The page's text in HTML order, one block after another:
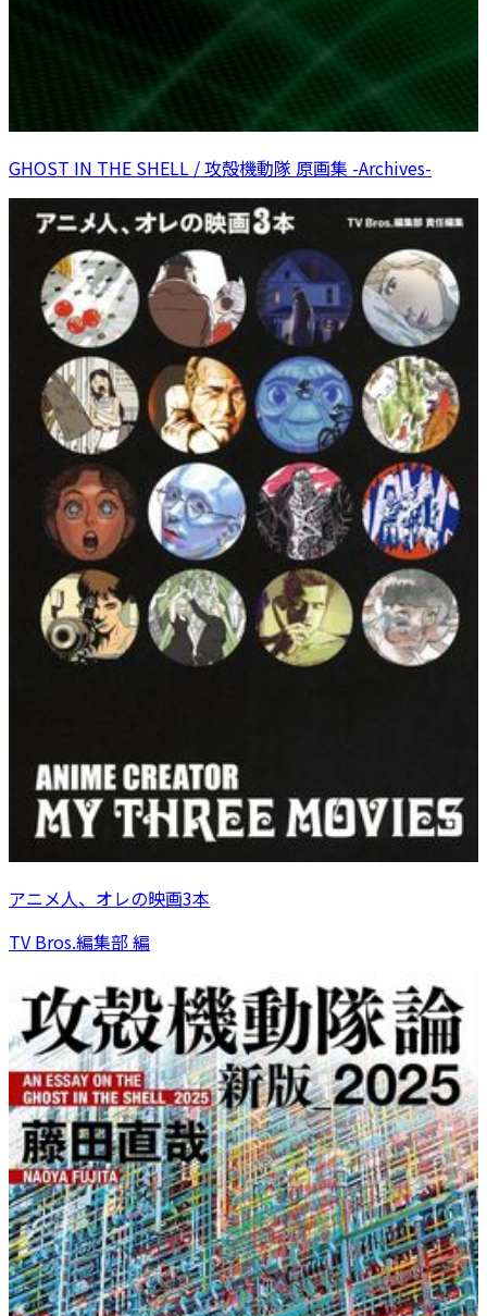
GHOST IN THE SHELL / 攻殻機動隊 原画集 -Archives-
アニメ人、オレの映画3本
TV Bros.編集部 編